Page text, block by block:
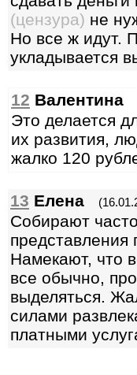
(цензура) не
Но все ж идут.
укладывается
12 Валентина
Это делается
их развития,
жалко 120
13 Елена
Собирают
представления
Намекают, что
все обычно,
выделяться.
силами
платными